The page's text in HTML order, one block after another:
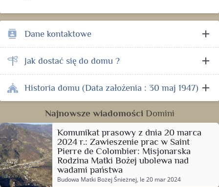
Najnowsze wiadomości Domini
Komunikat prasowy z dnia 20 marca
2024 r.: Zawieszenie prac w Saint
Pierre de Colombier: Misjonarska
Rodzina Matki Bożej ubolewa nad
wadami państwa
Budowa Matki Bożej Śnieżnej, le 20 mar 2024
contacts Dane kontaktowe add
Jak dostać się do domu ? add
Historia domu (Data założenia : 30 maj 1947) add